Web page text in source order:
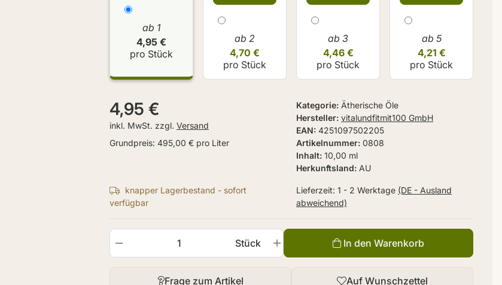
Inhalt 10,00 ml
Hersteller vitalundfitmit100 GmbH
Artikelnummer 0808
EAN 4251097502205
Herkunftsland AU
Kategorie Ätherische Öle
4,95 €
inkl. MwSt. zzgl. Versand
Grundpreis: 495,00 € pro Liter
Frage zum Artikel Auf Wunschzettel
Stück In den Warenkorb
knapper Lagerbestand - sofort
verfügbar
Lieferzeit: 1 - 2 Werktage (DE - Ausland
abweichend)
ab 1
4,95 €
pro Stück
ab 2
4,70 €
pro Stück
ab 3
4,46 €
pro Stück
ab 5
4,21 €
pro Stück